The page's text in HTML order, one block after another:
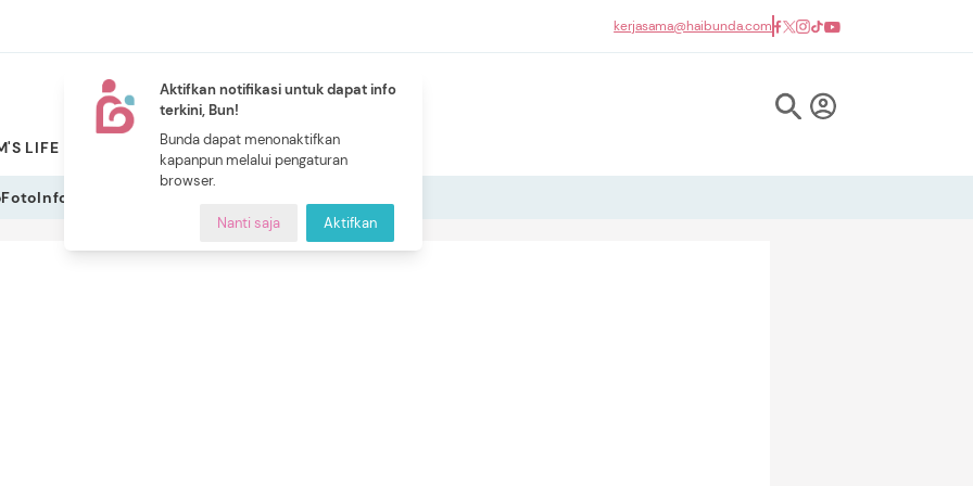
Aktifkan notifikasi untuk dapat info
terkini, Bun!
Bunda dapat menonaktifkan
kapanpun melalui pengaturan
browser.
Nanti saja Aktifkan
kerjasama@haibunda.com
LIFE PILIHAN BUNDA
NEW
CERITA BUNDA
FotoInfografis